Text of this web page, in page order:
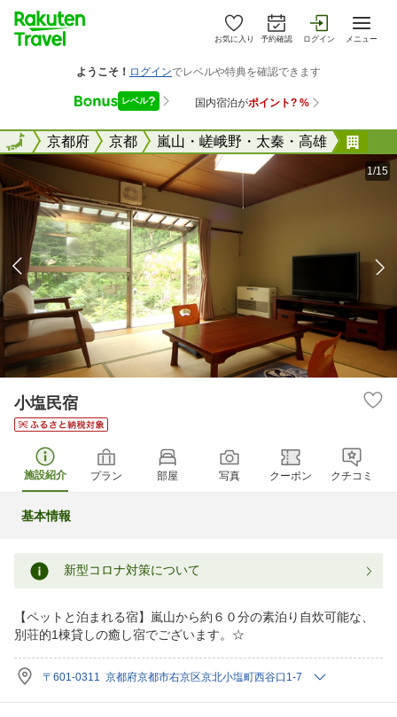
お気に入り 予約確認 ログイン メニュー
全国京都府 京都 嵐山・嵯峨野・太秦・高雄
全国
1/15
小塩民宿
施設紹介 プラン 部屋 写真 クーポン クチコミ
基本情報
新型コロナ対策について
【ペットと泊まれる宿】嵐山から約６０分の素泊り自炊可能な、
別荘的1棟貸しの癒し宿でございます。☆
〒601-0311 京都府京都市右京区京北小塩町西谷口1-7